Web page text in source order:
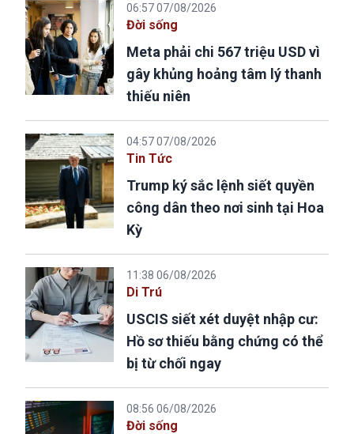
06:57 07/08/2026
Đời sống
Meta phải chi 567 triệu USD vì
gây khủng hoảng tâm lý thanh
thiếu niên
04:57 07/08/2026
Tin Tức
Trump ký sắc lệnh siết quyền
công dân theo nơi sinh tại Hoa
Kỳ
11:38 06/08/2026
Di Trú
USCIS siết xét duyệt nhập cư:
Hồ sơ thiếu bằng chứng có thể
bị từ chối ngay
08:56 06/08/2026
Đời sống